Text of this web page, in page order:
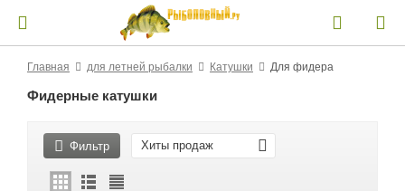
Главная для летней рыбалки Катушки Для фидера
Фидерные катушки
Фильтр Хиты продаж